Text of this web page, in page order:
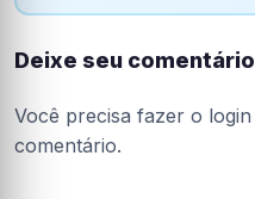
Deixe seu comentário
Você precisa fazer o login
comentário.